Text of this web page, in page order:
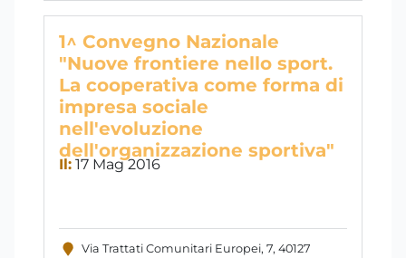
1^ Convegno Nazionale
"Nuove frontiere nello sport.
La cooperativa come forma di
impresa sociale
nell'evoluzione
dell'organizzazione sportiva"
Il: 17 Mag 2016
Via Trattati Comunitari Europei, 7, 40127